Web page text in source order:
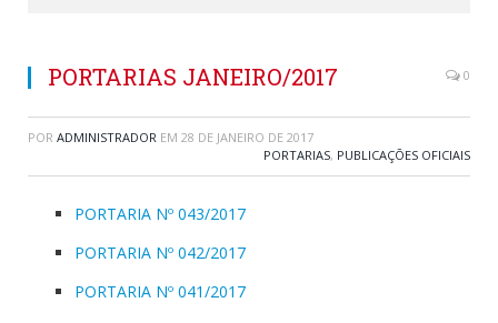
PORTARIAS JANEIRO/2017 0
POR ADMINISTRADOR EM 28 DE JANEIRO DE 2017
PORTARIAS, PUBLICAÇÕES OFICIAIS
PORTARIA Nº 043/2017
PORTARIA Nº 042/2017
PORTARIA Nº 041/2017